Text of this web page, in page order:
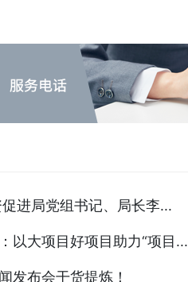
进局党组书记、局长李...
以大项目好项目助力“项目...
发布会干货提炼！